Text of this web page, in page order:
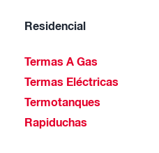
Residencial
Termas A Gas
Termas Eléctricas
Termotanques
Rapiduchas